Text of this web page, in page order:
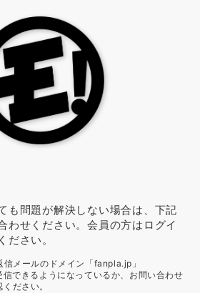
も問題が解決しない場合は、下記
わせください。会員の方はログイ
ださい。
信メールのドメイン「fanpla.jp」
信できるようになっているか、お問い合わせ
ださい。